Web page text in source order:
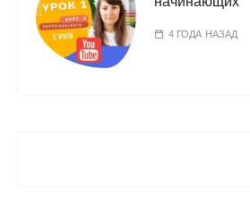
4 ГОДА НАЗАД